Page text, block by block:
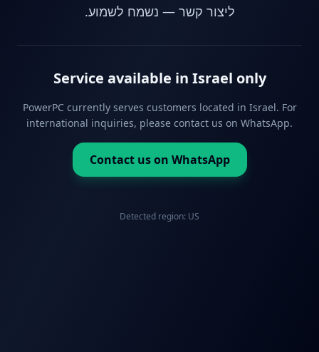
ליצור קשר — נשמח לשמוע.
Service available in Israel only
PowerPC currently serves customers located in Israel. For
international inquiries, please contact us on WhatsApp.
Contact us on WhatsApp
Detected region: US